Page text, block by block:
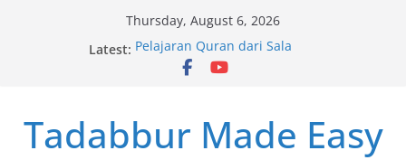
Thursday, August 6, 2026
Latest: Pelajaran Quran dari Sala
Pelajaran Quran dari Achik
Pelajaran Quran dari Niza
Tadabbur Made Easy